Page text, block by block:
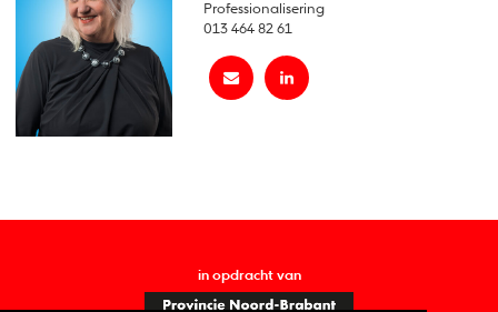
Professionalisering
013 464 82 61
in opdracht van